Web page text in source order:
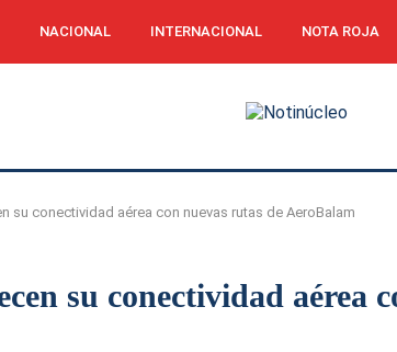
NACIONAL INTERNACIONAL NOTA ROJA
su conectividad aérea con nuevas rutas de AeroBalam
su conectividad aérea